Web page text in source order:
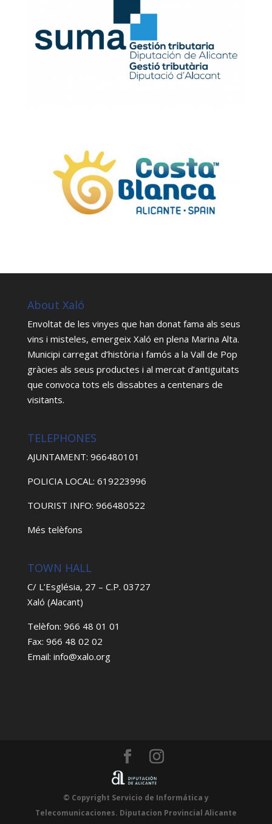
About Xaló
Envoltat de les vinyes que han donat fama als seus
vins i misteles, emergeix Xaló en plena Marina Alta.
Municipi carregat d’història i famós a la Vall de Pop
gràcies als seus productes i al mercat d’antiguitats
que convoca tots els dissabtes a centenars de
visitants.
TELEPHONES
AJUNTAMENT: 966480101
POLICIA LOCAL: 619223996
TOURIST INFO: 966480522
Més telèfons
TOWN HALL
C/ L’Església, 27 – C.P. 03727
Xaló (Alacant)
Telèfon: 966 48 01 01
Fax: 966 48 02 02
Email: info@xalo.org
© Copyright Servicio de Informática y
Telecomunicaciones. Diputacion Provincial Alicante